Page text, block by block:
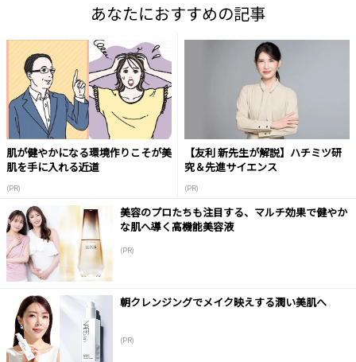
あなたにおすすめの記事
肌が健やかになる環境作りこそが美
肌を手に入れる近道
(PR)
【友利 新先生が解説】ハチミツ研
究＆先進サイエンス
(PR)
美容のプロたちも注目する、マルチ効果で健やか
な肌へ導く高機能美容液
(PR)
朝クレンジングでメイク映えする潤い美肌へ
(PR)